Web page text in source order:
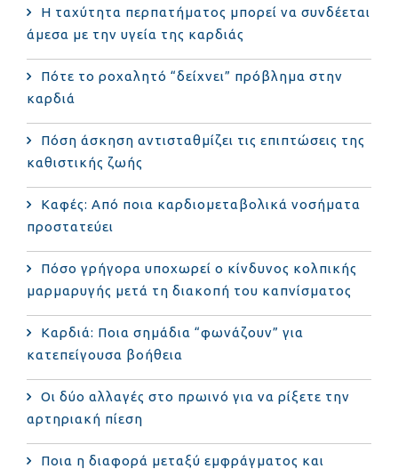
Η ταχύτητα περπατήματος μπορεί να συνδέεται
άμεσα με την υγεία της καρδιάς
Πότε το ροχαλητό “δείχνει” πρόβλημα στην
καρδιά
Πόση άσκηση αντισταθμίζει τις επιπτώσεις της
καθιστικής ζωής
Καφές: Από ποια καρδιομεταβολικά νοσήματα
προστατεύει
Πόσο γρήγορα υποχωρεί ο κίνδυνος κολπικής
μαρμαρυγής μετά τη διακοπή του καπνίσματος
Καρδιά: Ποια σημάδια “φωνάζουν” για
κατεπείγουσα βοήθεια
Οι δύο αλλαγές στο πρωινό για να ρίξετε την
αρτηριακή πίεση
Ποια η διαφορά μεταξύ εμφράγματος και